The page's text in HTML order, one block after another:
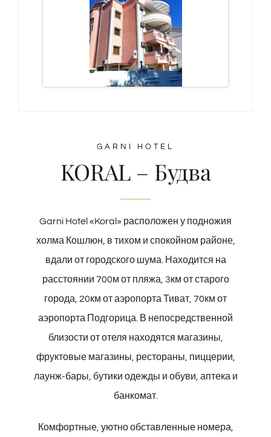
GARNI HOTEL
KORAL – Будва
Garni Hotel «Koral» расположен у подножия
холма Кошлюн, в тихом и спокойном районе,
вдали от городского шума. Находится на
расстоянии 700м от пляжа, 3км от старого
города, 20км от аэропорта Тиват, 70км от
аэропорта Подгорица. В непосредственной
близости от отеля находятся магазины,
фруктовые магазины, рестораны, пиццерии,
лаунж-бары, бутики одежды и обуви, аптека и
банкомат.
Комфортные, уютно обставленные номера,